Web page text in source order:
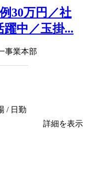
30万円／社
躍中／玉掛...
事業本部
/ 日勤
詳細を表示